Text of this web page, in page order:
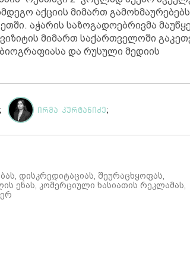
აქციის მიმართ გამოხმაურებებს
აჭარის საზოგადოებრივმა
მიმართ საქართველოში
და რუსული მედიის
; ირმა კურტანიძე ;
დისკრედიტაციას, შეურაცხყოფას,
ენას, კომერციული ხასიათის რეკლამას,